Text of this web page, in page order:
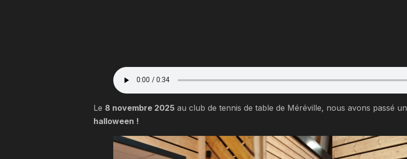
Le 8 novembre 2025 au club de tennis de table de Méréville, nous avons passé un
halloween !